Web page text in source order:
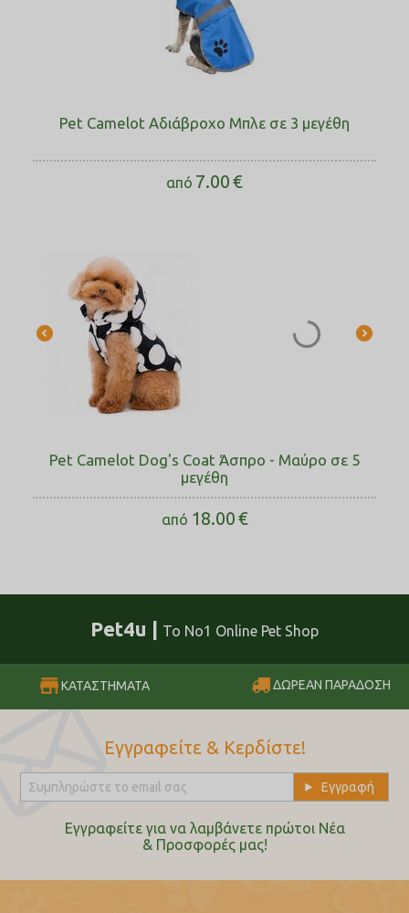
Pet Camelot Αδιάβροχο Μπλε σε 3 μεγέθη
από 7.00€
Pet Camelot Dog's Coat Άσπρο - Μαύρο σε 5
μεγέθη
από 18.00€
Pet4u | Το No1 Online Pet Shop
ΚΑΤΑΣΤΗΜΑΤΑ ΔΩΡΕΑΝ ΠΑΡΑΔΟΣΗ
Εγγραφείτε & Κερδίστε!
Εγγραφείτε για να λαμβάνετε πρώτοι Nέα
& Προσφορές μας!